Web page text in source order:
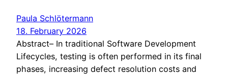
Paula Schlötermann
18. February 2026
Abstract– In traditional Software Development
Lifecycles, testing is often performed in its final
phases, increasing defect resolution costs and